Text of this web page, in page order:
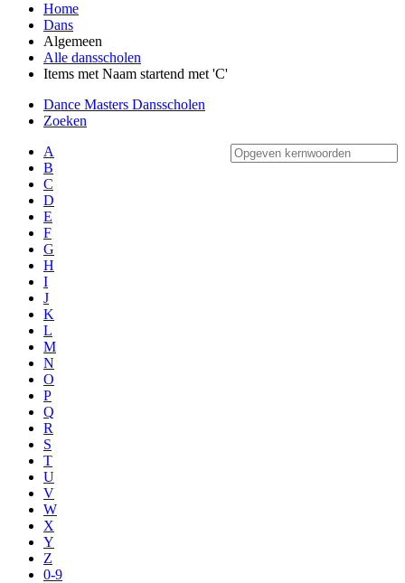
Home
Dans
Algemeen
Alle dansscholen
Items met Naam startend met 'C'
Dance Masters Dansscholen
Zoeken
A
B
C
D
E
F
G
H
I
J
K
L
M
N
O
P
Q
R
S
T
U
V
W
X
Y
Z
0-9